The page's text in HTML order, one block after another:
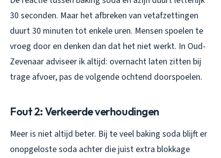
30 seconden. Maar het afbreken van vetafzettingen
duurt 30 minuten tot enkele uren. Mensen spoelen te
vroeg door en denken dan dat het niet werkt. In Oud-
Zevenaar adviseer ik altijd: overnacht laten zitten bij
trage afvoer, pas de volgende ochtend doorspoelen.
Fout 2: Verkeerde verhoudingen
Meer is niet altijd beter. Bij te veel baking soda blijft er
onopgeloste soda achter die juist extra blokkage